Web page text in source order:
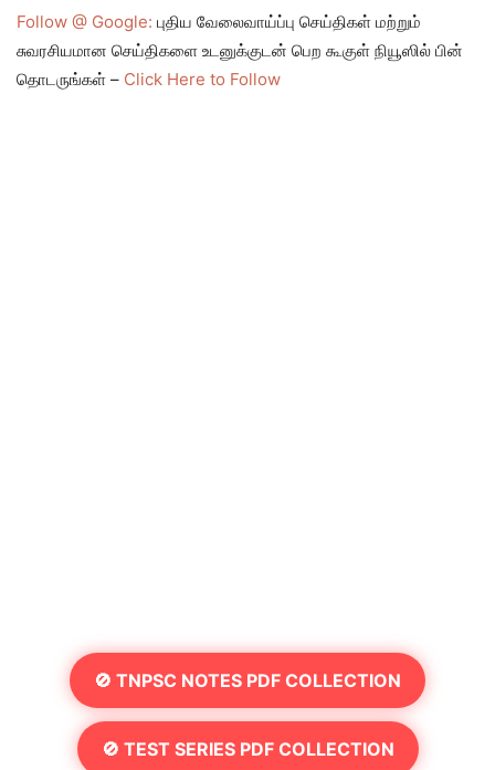
Follow @ Google: புதிய வேலைவாய்ப்பு செய்திகள் மற்றும்
சுவரசியமான செய்திகளை உடனுக்குடன் பெற கூகுள் நியூஸில் பின்
தொடருங்கள் – Click Here to Follow
🚫 TNPSC NOTES PDF COLLECTION
🚫 TEST SERIES PDF COLLECTION